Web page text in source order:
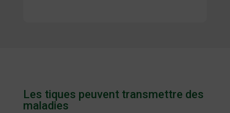
Les tiques peuvent transmettre des
maladies